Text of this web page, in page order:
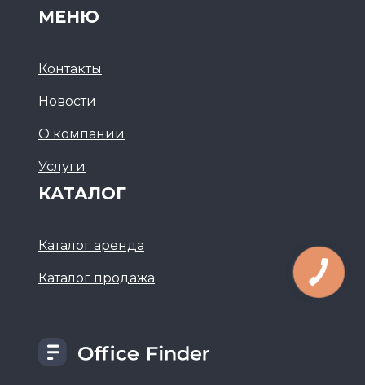
МЕНЮ
Контакты
Новости
О компании
Услуги
КАТАЛОГ
Каталог аренда
Каталог продажа